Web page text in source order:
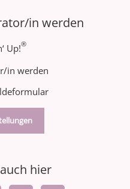
in werden
Up!®
in werden
hier